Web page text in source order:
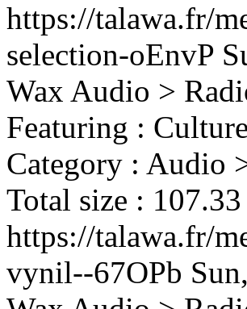
https://talawa.fr/
selection-oEnvP
Wax Audio >
Featuring :
Category : Audio
Total size :
https://talawa.fr/
vynil--67OPb